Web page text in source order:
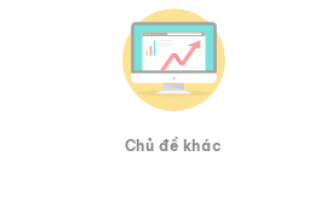
Chủ đề khác